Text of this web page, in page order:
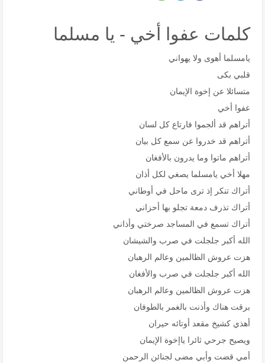
كلمات عفوا أخي - يا مسلما
يامسلما أهوى ولا يهواني
قلبي بكى
متسائلا عن إخوة الإيمان
عفوا أخي
أتراهم قد ألجموا فارتاع كل لسان
أتراهم قد خدروا عن سمع كل بيان
أتراهم ماتوا وما يدرون بالأفغان
مهلا أخي يامسلما يصغي لكل أذان
أتراك تنكر إذ ترى ماحل في أوطاني
أتراك تذرف دمعة تجلو بها أحزاني
أتراك تسمع في المساجد صرختي وأذاني
الله أكبر جلجلت في صرب والشيشان
هزت عروش الظالمين وعالم الرهبان
الله أكبر جلجلت في صرب والأفغان
هزت عروش الظالمين وعالم الرهبان
برقت هناك وأذنت بالغمر بالطوفان
أهذي كشيخ مقعد أوتائه حيران
ويصيح جرحي ثائرا ياإخوة الإيمان
أمي قضت وأبي مضى لجنائن الرحمن